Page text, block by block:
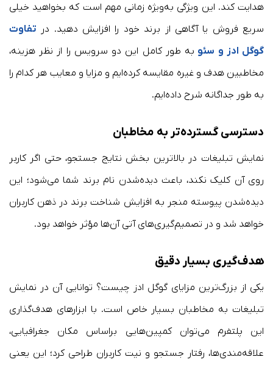
هدایت کند. این ویژگی به‌ویژه زمانی مهم است که بخواهید خیلی
سریع فروش یا آگاهی از برند خود را افزایش دهید. در تفاوت
گوگل ادز و سئو به طور کامل این دو سرویس را از نظر هزینه،
مخاطبین هدف و غیره مقایسه کرده‌ایم و مزایا و معایب هر کدام را
به طور جداگانه شرح داده‌ایم.
دسترسی گسترده‌تر به مخاطبان
نمایش تبلیغات در بالاترین بخش نتایج جستجو، حتی اگر کاربر
روی آن کلیک نکند، باعث دیده‌شدن نام برند شما می‌شود؛ این
دیده‌شدن پیوسته منجر به افزایش شناخت برند در ذهن کاربران
خواهد شد و در تصمیم‌گیری‌های آتی آن‌ها مؤثر خواهد بود.
هدف‌گیری بسیار دقیق
یکی از بزرگ‌ترین مزایای گوگل ادز چیست؟ توانایی آن در نمایش
تبلیغات به مخاطبان بسیار خاص است. با ابزارهای هدف‌گذاری
این پلتفرم می‌توان کمپین‌هایی براساس مکان جغرافیایی،
علاقه‌مندی‌ها، رفتار جستجو و نیت کاربران طراحی کرد؛ این یعنی